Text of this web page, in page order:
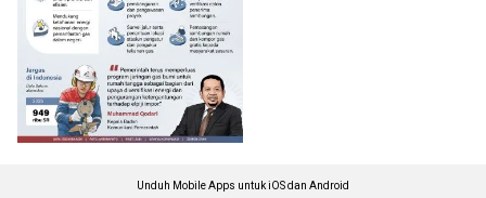
Unduh Mobile Apps untuk iOS dan Android